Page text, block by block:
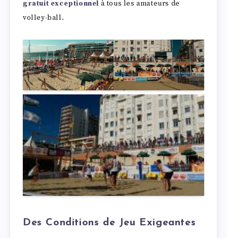
gratuit exceptionnel à tous les amateurs de
volley-ball.
Des Conditions de Jeu Exigeantes